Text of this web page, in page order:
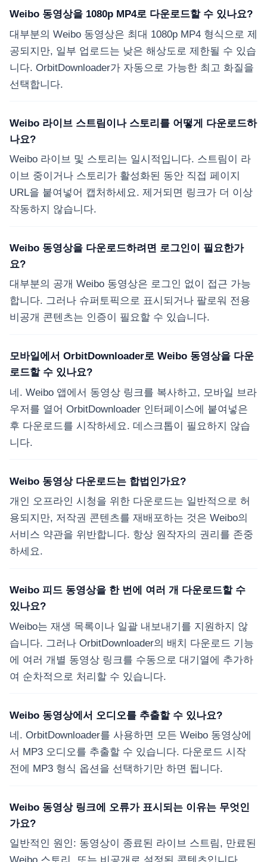
Weibo 동영상을 1080p MP4로 다운로드할 수 있나요?
대부분의 Weibo 동영상은 최대 1080p MP4 형식으로 제
공되지만, 일부 업로드는 낮은 해상도로 제한될 수 있습
니다. OrbitDownloader가 자동으로 가능한 최고 화질을
선택합니다.
Weibo 라이브 스트림이나 스토리를 어떻게 다운로드하
나요?
Weibo 라이브 및 스토리는 일시적입니다. 스트림이 라
이브 중이거나 스토리가 활성화된 동안 직접 페이지
URL을 붙여넣어 캡처하세요. 제거되면 링크가 더 이상
작동하지 않습니다.
Weibo 동영상을 다운로드하려면 로그인이 필요한가
요?
대부분의 공개 Weibo 동영상은 로그인 없이 접근 가능
합니다. 그러나 슈퍼토픽으로 표시되거나 팔로워 전용
비공개 콘텐츠는 인증이 필요할 수 있습니다.
모바일에서 OrbitDownloader로 Weibo 동영상을 다운
로드할 수 있나요?
네. Weibo 앱에서 동영상 링크를 복사하고, 모바일 브라
우저를 열어 OrbitDownloader 인터페이스에 붙여넣은
후 다운로드를 시작하세요. 데스크톱이 필요하지 않습
니다.
Weibo 동영상 다운로드는 합법인가요?
개인 오프라인 시청을 위한 다운로드는 일반적으로 허
용되지만, 저작권 콘텐츠를 재배포하는 것은 Weibo의
서비스 약관을 위반합니다. 항상 원작자의 권리를 존중
하세요.
Weibo 피드 동영상을 한 번에 여러 개 다운로드할 수
있나요?
Weibo는 재생 목록이나 일괄 내보내기를 지원하지 않
습니다. 그러나 OrbitDownloader의 배치 다운로드 기능
에 여러 개별 동영상 링크를 수동으로 대기열에 추가하
여 순차적으로 처리할 수 있습니다.
Weibo 동영상에서 오디오를 추출할 수 있나요?
네. OrbitDownloader를 사용하면 모든 Weibo 동영상에
서 MP3 오디오를 추출할 수 있습니다. 다운로드 시작
전에 MP3 형식 옵션을 선택하기만 하면 됩니다.
Weibo 동영상 링크에 오류가 표시되는 이유는 무엇인
가요?
일반적인 원인: 동영상이 종료된 라이브 스트림, 만료된